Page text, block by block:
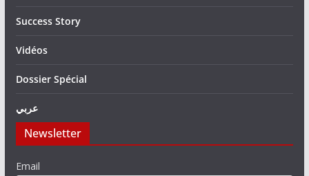
Success Story
Vidéos
Dossier Spécial
عربي
Newsletter
Email